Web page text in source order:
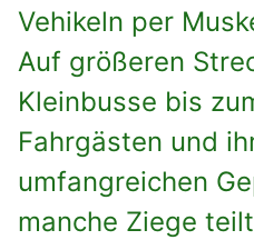
Vehikeln per
Auf größeren
Kleinbusse bis
Fahrgästen und
umfangreichen
manche Ziege